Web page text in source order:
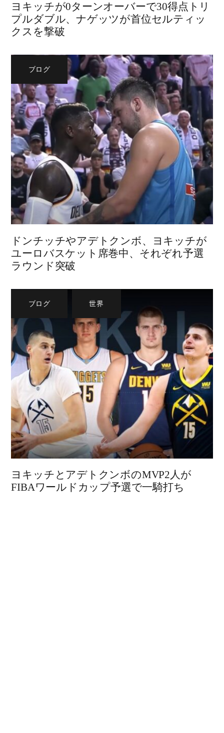
ヨキッチが0ターンオーバーで30得点トリ
プルダブル、ナゲッツが首位セルティッ
クスを撃破
ブログ
ドンチッチやアデトクンボ、ヨキッチが
ユーロバスケット席巻中、それぞれ予選
ラウンド突破
ブログ 世界
ヨキッチとアデトクンボのMVP2人が
FIBAワールドカップ予選で一騎打ち